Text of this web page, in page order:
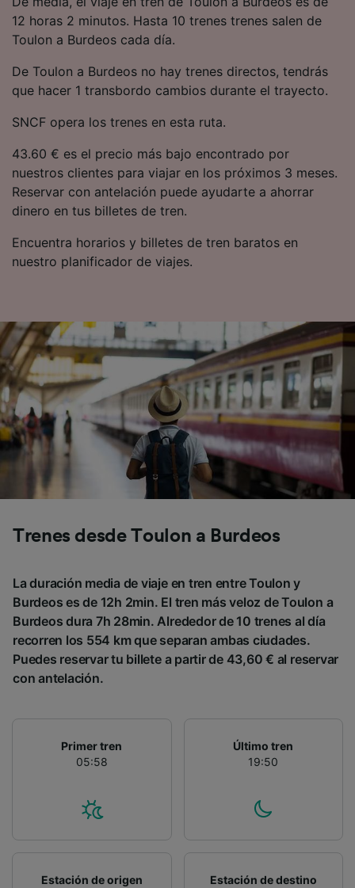
12 horas 2 minutos. Hasta 10 trenes trenes salen de
Toulon a Burdeos cada día.
De Toulon a Burdeos no hay trenes directos, tendrás
que hacer 1 transbordo cambios durante el trayecto.
SNCF opera los trenes en esta ruta.
43.60 € es el precio más bajo encontrado por
nuestros clientes para viajar en los próximos 3 meses.
Reservar con antelación puede ayudarte a ahorrar
dinero en tus billetes de tren.
Encuentra horarios y billetes de tren baratos en
nuestro planificador de viajes.
Trenes desde Toulon a Burdeos
La duración media de viaje en tren entre Toulon y
Burdeos es de 12h 2min. El tren más veloz de Toulon a
Burdeos dura 7h 28min. Alrededor de 10 trenes al día
recorren los 554 km que separan ambas ciudades.
Puedes reservar tu billete a partir de 43,60 € al reservar
con antelación.
Primer tren
05:58
Último tren
19:50
Estación de origen
Estación de destino
precisa. Analizar activamente las
características del dispositivo para su
identificación. Almacenar la información en un
contenido personalizados, medición de
publicidad y contenido, investigación de